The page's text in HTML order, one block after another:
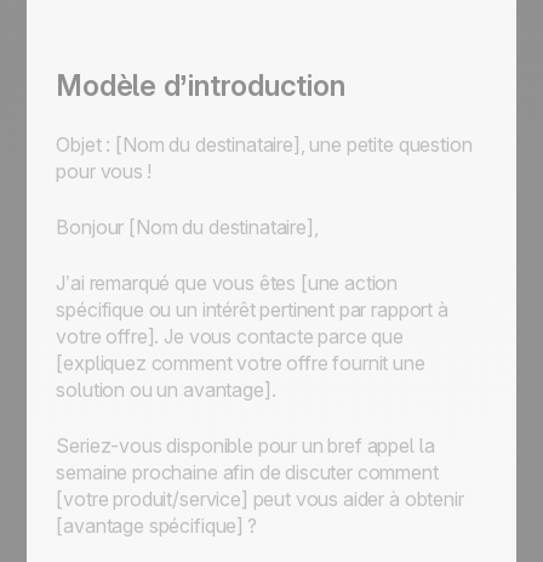
Modèle d’introduction
Objet : [Nom du destinataire], une petite question
pour vous !
Bonjour [Nom du destinataire],
J’ai remarqué que vous êtes [une action
spécifique ou un intérêt pertinent par rapport à
votre offre]. Je vous contacte parce que
[expliquez comment votre offre fournit une
solution ou un avantage].
Seriez-vous disponible pour un bref appel la
semaine prochaine afin de discuter comment
[votre produit/service] peut vous aider à obtenir
[avantage spécifique] ?